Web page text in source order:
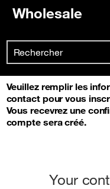
Wholesale
Already customer
First visit ?
Create your
Search
Demander un
ligne
Veuillez remplir les
contact pour vous
Vous recevrez une
compte sera créé.
Your